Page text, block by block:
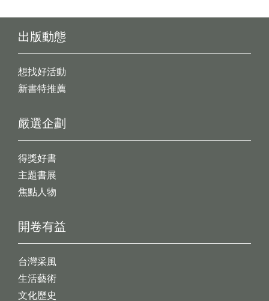
出版動態
想找好活動
新書特推薦
開卷有益
台灣采風
生活藝術
文化歷史
嚴選企劃
得獎好書
主題書展
焦點人物